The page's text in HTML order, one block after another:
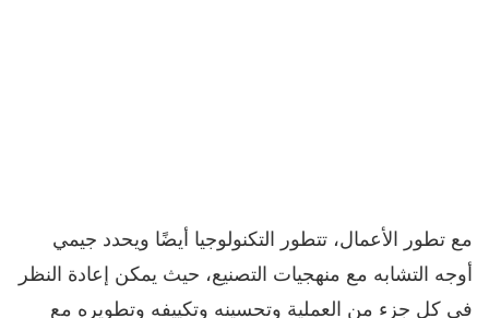
مع تطور الأعمال، تتطور التكنولوجيا أيضًا ويحدد جيمي
أوجه التشابه مع منهجيات التصنيع، حيث يمكن إعادة النظر
في كل جزء من العملية وتحسينه وتكييفه وتطويره مع